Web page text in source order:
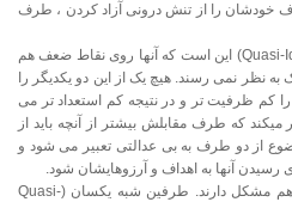
خودشان را از تنش درونی آزاد کردن ، طرف
وجه مثبت روابط شبه یکسان (Quasi-Identical) این است که آنها روی نقاط ضعف هم
به نظر نمی رسند. هیچ یک از این دو یکدیگر را
کم ظرفیت تر و در نتیجه کم استعداد تر می
که طرف مقابلش بیشتر از آنچه باید از
از دو طرف به بی عدالتی تعبیر می شود و
آنها به اهداف و آرزوهایشان شود.
در این روابط ، طرفین در درک کامل هم مشکل دارند. طرفین شبه یکسان (Quasi-